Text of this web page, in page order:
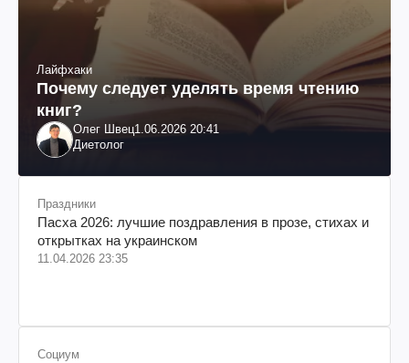
Лайфхаки
Почему следует уделять время чтению
книг?
Олег Швец1.06.2026 20:41
Диетолог
Праздники
Пасха 2026: лучшие поздравления в прозе, стихах и
открытках на украинском
11.04.2026 23:35
Социум